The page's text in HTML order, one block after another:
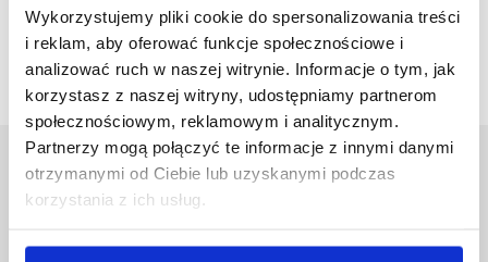
Wykorzystujemy pliki cookie do spersonalizowania treści
i reklam, aby oferować funkcje społecznościowe i
analizować ruch w naszej witrynie. Informacje o tym, jak
korzystasz z naszej witryny, udostępniamy partnerom
społecznościowym, reklamowym i analitycznym.
Partnerzy mogą połączyć te informacje z innymi danymi
otrzymanymi od Ciebie lub uzyskanymi podczas
korzystania z ich usług.
https://www.instagram.com/kolo_lk_ur
Uniwersytet Rzeszowski
Al. Tadeusza Rejtana 16C